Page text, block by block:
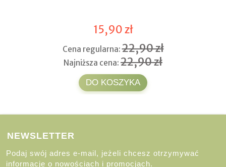
15,90 zł
Cena regularna:22,90 zł
Najniższa cena: 22,90 zł
DO KOSZYKA
NEWSLETTER
Podaj swój adres e-mail, jeżeli chcesz otrzymywać
informacje o nowościach i promocjach.